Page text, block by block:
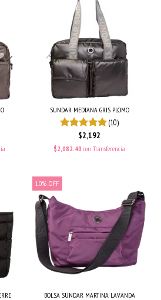
SUNDAR MEDIANA GRIS PLOMO
(10)
$2,192
$2,082.40 con Transferencia
10% OFF
BOLSA SUNDAR MARTINA LAVANDA